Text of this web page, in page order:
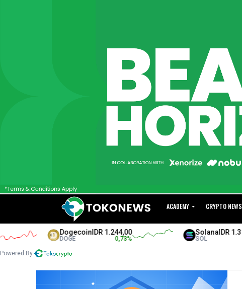
ACADEMY CRYPTO NEWS
DogecoinIDR 1.244,00
DOGE
Solana IDR 1.315.483,00
Powered By